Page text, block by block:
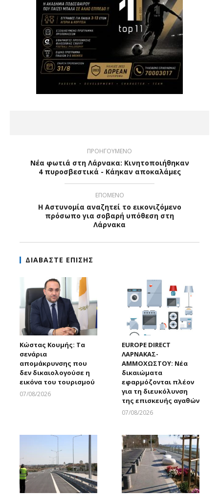
ΠΡΟΗΓΟΥΜΕΝΟ
Νέα φωτιά στη Λάρνακα: Κινητοποιήθηκαν
4 πυροσβεστικά - Κάηκαν αποκαλάμες
ΕΠΟΜΕΝΟ
Η Αστυνομία αναζητεί το εικονιζόμενο
πρόσωπο για σοβαρή υπόθεση στη
Λάρνακα
ΔΙΑΒΑΣΤΕ ΕΠΙΣΗΣ
Κώστας Κουμής: Τα
σενάρια
απομάκρυνσης που
δεν δικαιολογούσε η
εικόνα του τουρισμού
07/08/2026
EUROPE DIRECT
ΛΑΡΝΑΚΑΣ-
ΑΜΜΟΧΩΣΤΟΥ: Νέα
δικαιώματα
εφαρμόζονται πλέον
για τη διευκόλυνση
της επισκευής αγαθών
07/08/2026